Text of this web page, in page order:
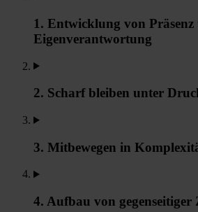
1. Entwicklung von Präsenz
Eigenverantwortung
2. Scharf bleiben unter
3. Mitbewegen in
4. Aufbau von gegenseitiger